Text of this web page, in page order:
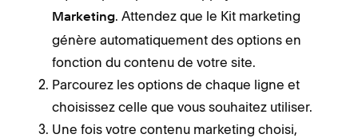
Marketing. Attendez que le Kit marketing
génère automatiquement des options en
fonction du contenu de votre site.
Parcourez les options de chaque ligne et
choisissez celle que vous souhaitez utiliser.
Une fois votre contenu marketing choisi,